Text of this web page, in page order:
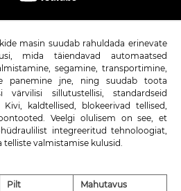
masin suudab rahuldada erinevate
mida täiendavad automaatsed
segamine, transportimine,
panemine jne, ning suudab toota
värvilisi sillutustellisi, standardseid
kaldtellised, blokeerivad tellised,
Veelgi olulisem on see, et
integreeritud tehnoloogiat,
telliste valmistamise kulusid.
Pilt Mahutavus